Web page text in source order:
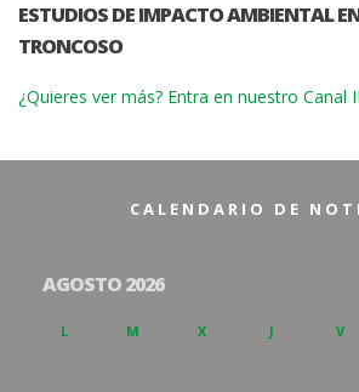
ESTUDIOS DE IMPACTO AMBIENTAL
TRONCOSO
¿Quieres ver más? Entra en nuestro Canal
CALENDARIO DE
AGOSTO 2026
L M X J V